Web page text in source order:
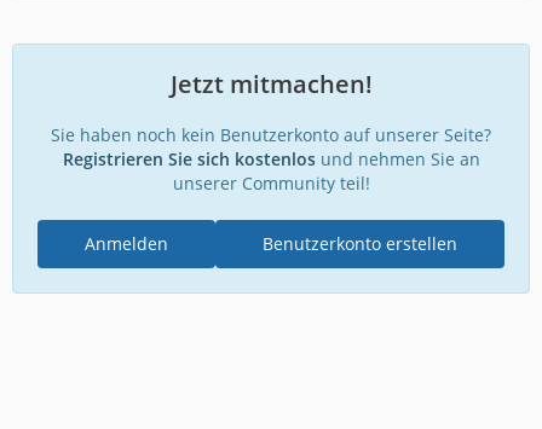
Jetzt mitmachen!
Sie haben noch kein Benutzerkonto auf unserer Seite?
Registrieren Sie sich kostenlosund nehmen Sie an
unserer Community teil!
Benutzerkonto erstellen
Anmelden